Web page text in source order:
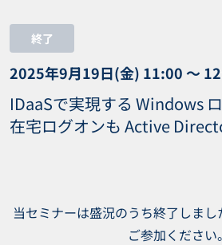
終了
2025年9月19日(金) 11:00 〜
IDaaSで実現する Windows
在宅ログオンも Active
当セミナーは盛況のうち終了しま
ご参加ください。